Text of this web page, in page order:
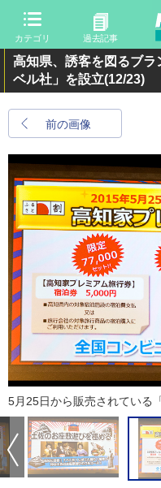
カテゴリ 過去記事
高知県、誘客を図るブラ
ベル社」を設立(12/23)
前の画像
5月25日から販売されている